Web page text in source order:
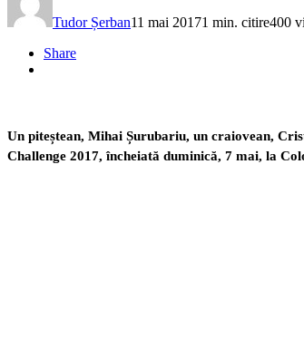
Tudor Șerban11 mai 20171 min. citire400
Share
Un piteștean, Mihai Șurubariu, un craiovean,
Challenge 2017, încheiată duminică, 7 mai, la